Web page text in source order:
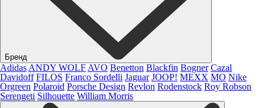
Бренд
Adidas ANDY WOLF AVO Benetton Blackfin Bogner Cazal
Davidoff FILOS Franco Sordelli Jaguar JOOP! MEXX MO Nike
Orgreen Polaroid Porsche Design Revlon Rodenstock Roy Robson
Serengeti Silhouette William Morris